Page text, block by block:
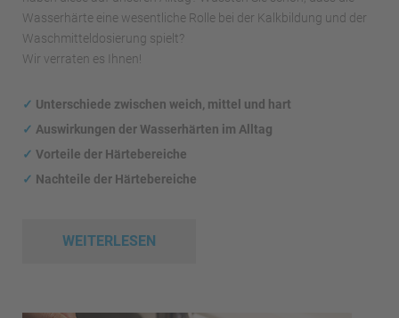
Wasserhärte eine wesentliche Rolle bei der Kalkbildung und der
Waschmitteldosierung spielt?
Wir verraten es Ihnen!
✓ Unterschiede zwischen weich, mittel und hart
✓ Auswirkungen der Wasserhärten im Alltag
✓ Vorteile der Härtebereiche
✓ Nachteile der Härtebereiche
WEITERLESEN